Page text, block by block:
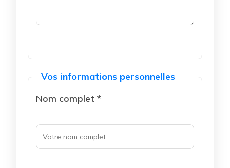
Vos informations personnelles
Nom complet *